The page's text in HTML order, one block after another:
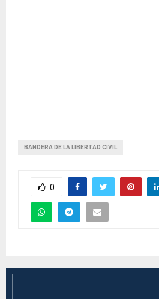
BANDERA DE LA LIBERTAD CIVIL
0